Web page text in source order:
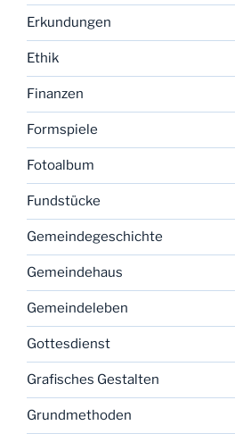
Erkundungen
Ethik
Finanzen
Formspiele
Fotoalbum
Fundstücke
Gemeindegeschichte
Gemeindehaus
Gemeindeleben
Gottesdienst
Grafisches Gestalten
Grundmethoden